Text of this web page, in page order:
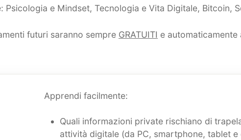
Psicologia e Mindset, Tecnologia e Vita Digitale, Bitcoin,
futuri saranno sempre GRATUITI e automaticamente
Apprendi facilmente:
Quali informazioni private rischiano di
attività digitale (da PC, smartphone, tablet